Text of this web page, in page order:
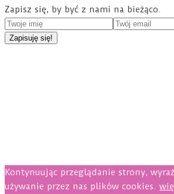
Zapisz się, by być z nami na bieżąco.
Kontynuując przeglądanie strony,
używanie przez nas plików cookies.